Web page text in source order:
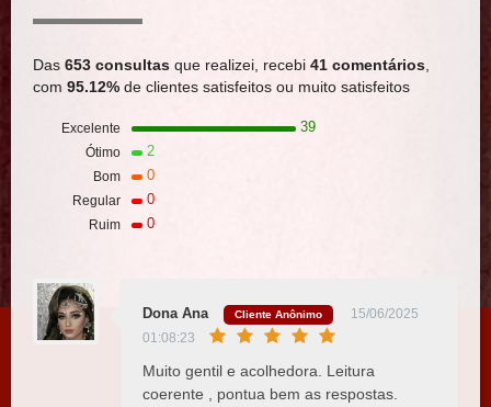
Das 653 consultas que realizei, recebi 41 comentários
com 95.12% de clientes satisfeitos ou muito satisfeitos
Excelente 39
Ótimo 2
Bom 0
Regular 0
Ruim 0
Dona Ana Cliente Anônimo
15/06/2025
01:08:23
Muito gentil e acolhedora. Leitura
coerente , pontua bem as respostas.